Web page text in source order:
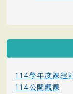
114學年度課程
114公開觀課